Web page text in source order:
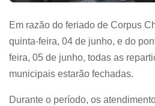
Em razão do feriado de Corpus
quinta-feira, 04 de junho, e do
feira, 05 de junho, todas as
municipais estarão fechadas.
Durante o período, os